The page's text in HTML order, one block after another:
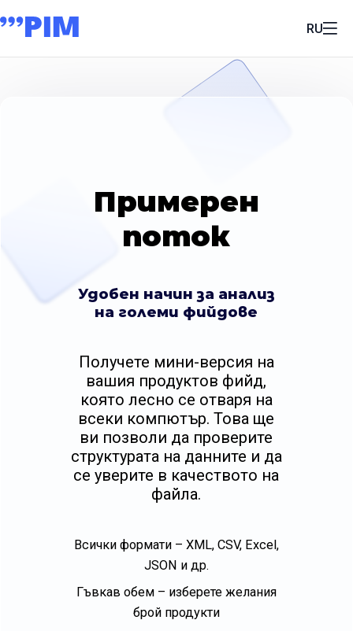
RU
Примерен
поток
Удобен начин за анализ
на големи фийдове
Получете мини-версия на
вашия продуктов фийд,
която лесно се отваря на
всеки компютър. Това ще
ви позволи да проверите
структурата на данните и да
се уверите в качеството на
файла.
Всички формати – XML, CSV, Excel,
JSON и др.
Гъвкав обем – изберете желания
брой продукти